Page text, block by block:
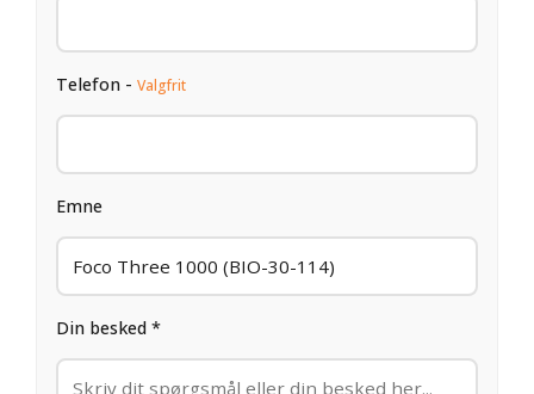
Telefon - Valgfrit
Emne
Din besked *